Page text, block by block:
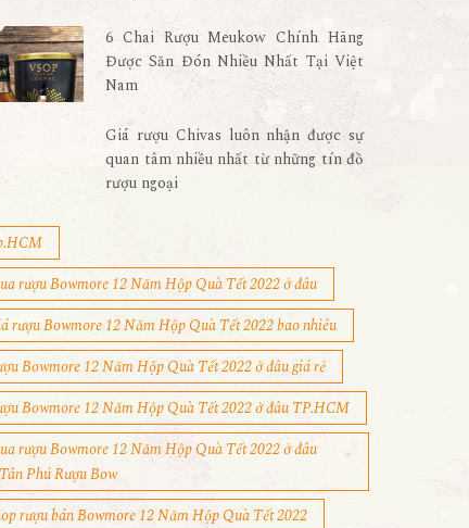
6 Chai Rượu Meukow Chính Hãng
Được Săn Đón Nhiều Nhất Tại Việt
Nam
Giá rượu Chivas luôn nhận được sự
quan tâm nhiều nhất từ những tín đồ
rượu ngoại
rượu Bowmore 12 Năm Hộp Quà Tết 2022 ở đâu
rượu Bowmore 12 Năm Hộp Quà Tết 2022 bao nhiêu
Bowmore 12 Năm Hộp Quà Tết 2022 ở đâu giá rẻ
Bowmore 12 Năm Hộp Quà Tết 2022 ở đâu TP.HCM
rượu Bowmore 12 Năm Hộp Quà Tết 2022 ở đâu
Phú Rượu Bow
rượu bán Bowmore 12 Năm Hộp Quà Tết 2022